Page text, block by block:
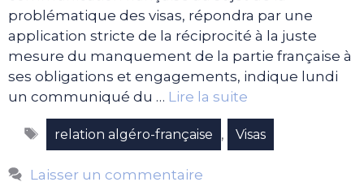
problématique des visas, répondra par une
application stricte de la réciprocité à la juste
mesure du manquement de la partie française à
ses obligations et engagements, indique lundi
un communiqué du … Lire la suite
Étiquettes
relation algéro-française , Visas
Laisser un commentaire